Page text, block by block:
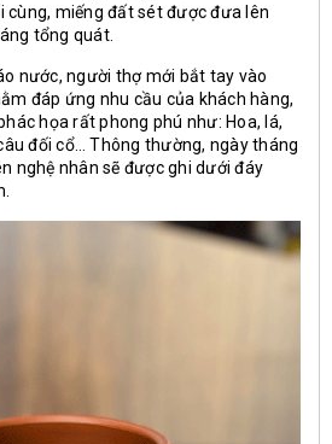
cùng, miếng đất sét được đưa lên
tổng quát.
nước, người thợ mới bắt tay vào
đáp ứng nhu cầu của khách hàng,
họa rất phong phú như: Hoa, lá,
đối cổ… Thông thường, ngày tháng
nghệ nhân sẽ được ghi dưới đáy